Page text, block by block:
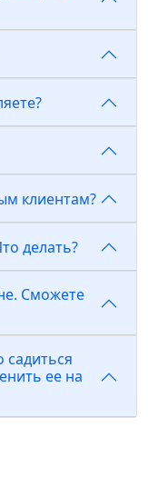
клиентам?
делать?
Сможете
ее на